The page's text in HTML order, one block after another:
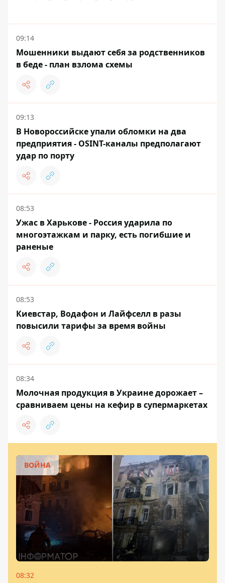
09:14
Мошенники выдают себя за родственников
в беде - план взлома схемы
09:13
В Новороссийске упали обломки на два
предприятия - OSINT-каналы предполагают
удар по порту
08:53
Ужас в Харькове - Россия ударила по
многоэтажкам и парку, есть погибшие и
раненые
08:53
Киевстар, Водафон и Лайфселл в разы
повысили тарифы за время войны
08:34
Молочная продукция в Украине дорожает –
сравниваем цены на кефир в супермаркетах
ВОЙНА
08:32